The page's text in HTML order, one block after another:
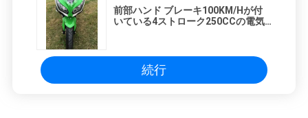
前部ハンド ブレーキ100KM/Hが付
いている4ストローク250CCの電気
続行